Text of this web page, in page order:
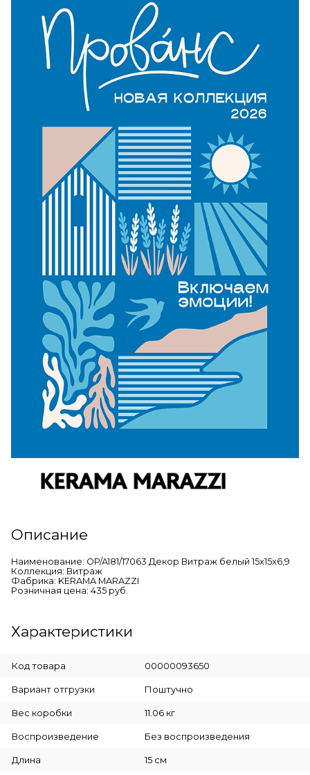
Описание
Наименование: OP/A181/17063 Декор Витраж белый 15x15x6,9
Коллекция: Витраж
Фабрика: KERAMA MARAZZI
Розничная цена: 435 руб.
Характеристики
Код товара 00000093650
Вариант отгрузки Поштучно
Вес коробки 11.06 кг
Воспроизведение Без воспроизведения
Длина 15 см